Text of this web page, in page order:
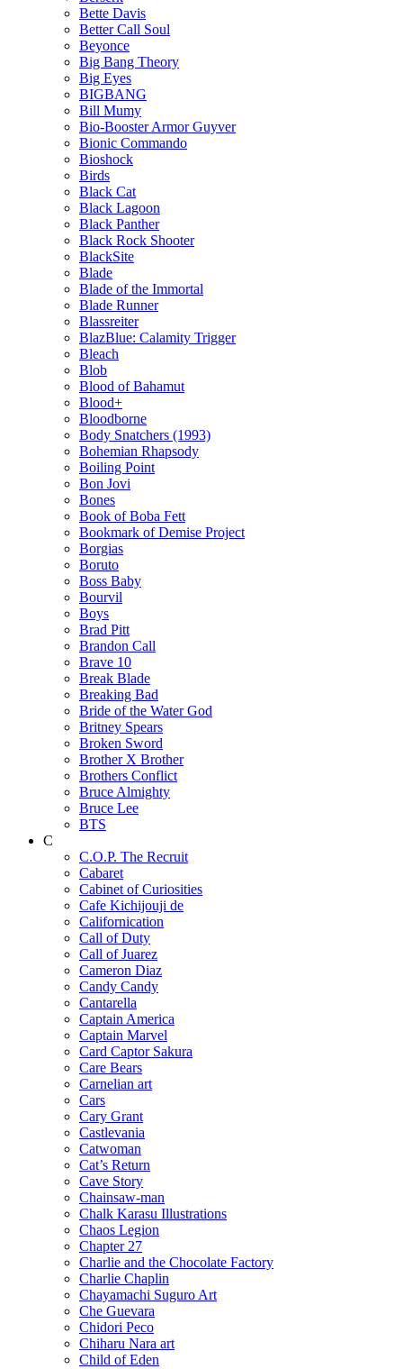
Bette Davis
Better Call Soul
Beyonce
Big Bang Theory
Big Eyes
BIGBANG
Bill Mumy
Bio-Booster Armor Guyver
Bionic Commando
Bioshock
Birds
Black Cat
Black Lagoon
Black Panther
Black Rock Shooter
BlackSite
Blade
Blade of the Immortal
Blade Runner
Blassreiter
BlazBlue: Calamity Trigger
Bleach
Blob
Blood of Bahamut
Blood+
Bloodborne
Body Snatchers (1993)
Bohemian Rhapsody
Boiling Point
Bon Jovi
Bones
Book of Boba Fett
Bookmark of Demise Project
Borgias
Boruto
Boss Baby
Bourvil
Boys
Brad Pitt
Brandon Call
Brave 10
Break Blade
Breaking Bad
Bride of the Water God
Britney Spears
Broken Sword
Brother X Brother
Brothers Conflict
Bruce Almighty
Bruce Lee
BTS
C
C.O.P. The Recruit
Cabaret
Cabinet of Curiosities
Cafe Kichijouji de
Californication
Call of Duty
Call of Juarez
Cameron Diaz
Candy Candy
Cantarella
Captain America
Captain Marvel
Card Captor Sakura
Care Bears
Carnelian art
Cars
Cary Grant
Castlevania
Catwoman
Cat’s Return
Cave Story
Chainsaw-man
Chalk Karasu Illustrations
Chaos Legion
Chapter 27
Charlie and the Chocolate Factory
Charlie Chaplin
Chayamachi Suguro Art
Che Guevara
Chidori Peco
Chiharu Nara art
Child of Eden